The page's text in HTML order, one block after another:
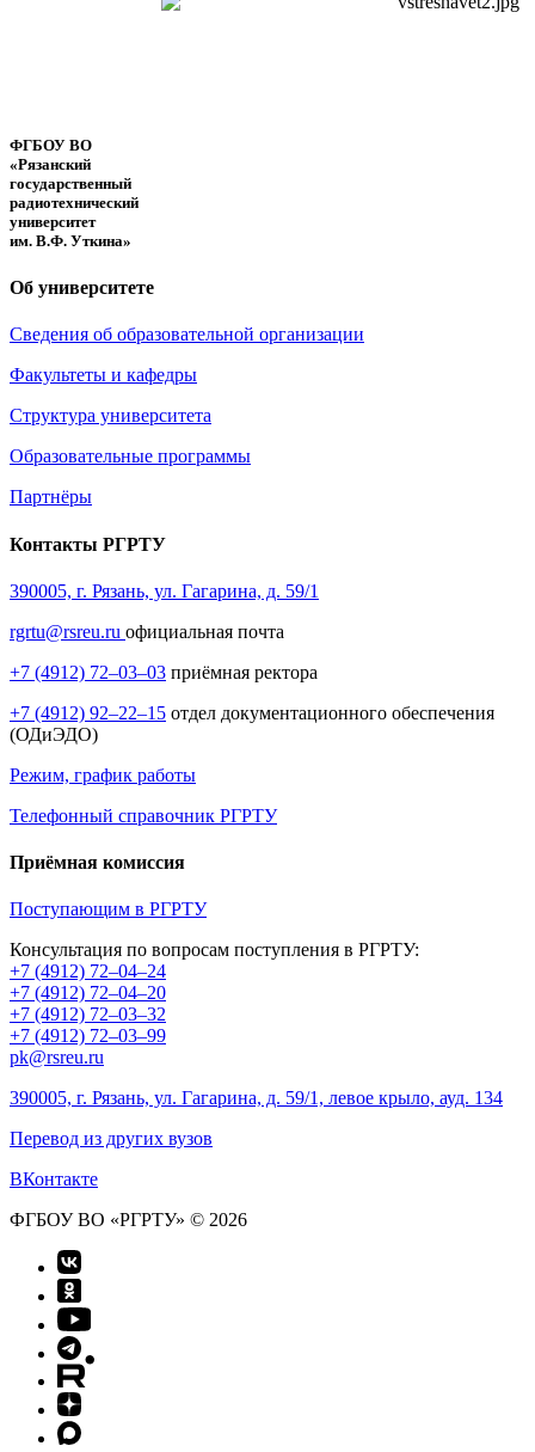
ФГБОУ ВО
«Рязанский
государственный
радиотехнический
университет
им. В.Ф. Уткина»
Об университете
Сведения об образовательной организации
Факультеты и кафедры
Структура университета
Образовательные программы
Партнёры
Контакты РГРТУ
390005, г. Рязань, ул. Гагарина, д. 59/1
rgrtu@rsreu.ru официальная почта
+7 (4912) 72–03–03 приёмная ректора
+7 (4912) 92–22–15 отдел документационного обеспечения
(ОДиЭДО)
Режим, график работы
Телефонный справочник РГРТУ
Приёмная комиссия
Поступающим в РГРТУ
Консультация по вопросам поступления в РГРТУ:
+7 (4912) 72–04–24
+7 (4912) 72–04–20
+7 (4912) 72–03–32
+7 (4912) 72–03–99
pk@rsreu.ru
390005, г. Рязань, ул. Гагарина, д. 59/1, левое крыло, ауд. 134
Перевод из других вузов
ВКонтакте
ФГБОУ ВО «РГРТУ» © 2026